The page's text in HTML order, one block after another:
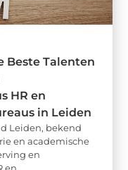
Beste Talenten
HR en
in Leiden
Leiden, bekend
en academische
en